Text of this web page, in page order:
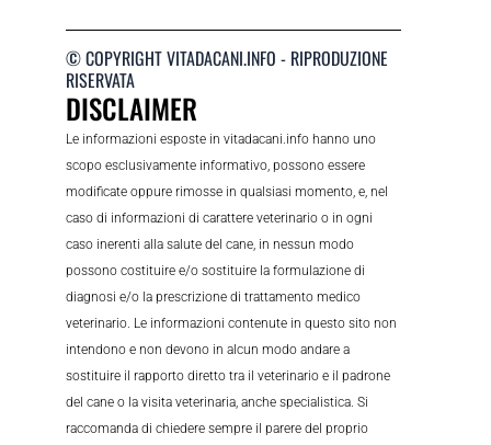
© COPYRIGHT VITADACANI.INFO - RIPRODUZIONE
RISERVATA
DISCLAIMER
Le informazioni esposte in vitadacani.info hanno uno
scopo esclusivamente informativo, possono essere
modificate oppure rimosse in qualsiasi momento, e, nel
caso di informazioni di carattere veterinario o in ogni
caso inerenti alla salute del cane, in nessun modo
possono costituire e/o sostituire la formulazione di
diagnosi e/o la prescrizione di trattamento medico
veterinario. Le informazioni contenute in questo sito non
intendono e non devono in alcun modo andare a
sostituire il rapporto diretto tra il veterinario e il padrone
del cane o la visita veterinaria, anche specialistica. Si
raccomanda di chiedere sempre il parere del proprio